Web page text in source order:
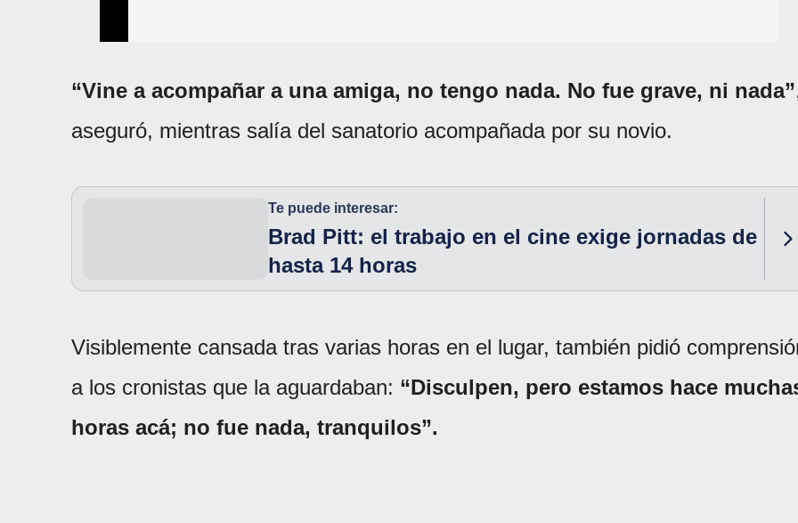
“Vine a acompañar a una amiga, no tengo nada. No fue grave, ni nada”
aseguró, mientras salía del sanatorio acompañada por su novio.
Te puede interesar:
Brad Pitt: el trabajo en el cine exige jornadas de
hasta 14 horas
Visiblemente cansada tras varias horas en el lugar, también pidió
a los cronistas que la aguardaban: “Disculpen, pero estamos hace
horas acá; no fue nada, tranquilos”.